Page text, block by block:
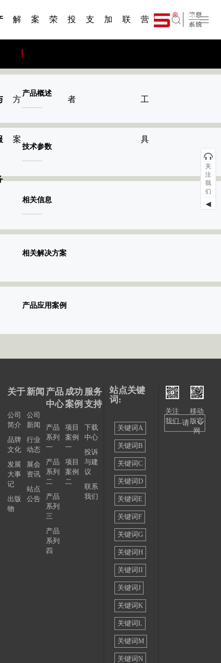
解
方
案
案
荣
投
者
支
加
联
营
工
具
English
产品概述
技术参数
相关信息
相关解决方案
产品应用案例
关于
公司
简介
品牌
文化
发展
大事
记
出版
物
新闻
公司
新闻
行业
动态
展会
资讯
站点
公告
产品
中心
产品
系列
一
产品
系列
二
产品
系列
三
产品
系列
四
成功
案例
项目
案例
一
项目
案例
二
服务
支持
下载
中心
投诉
与建
议
联系
我们
站点关键
词:
关键词A
关键词B
关键词C
关键词D
关键词E
关键词F
关键词G
关键词H
关键词II
关键词J
关键词K
关键词L
关键词M
关键词N
关注
我们
移动
版官
网
——请
关
注
我
们
◀